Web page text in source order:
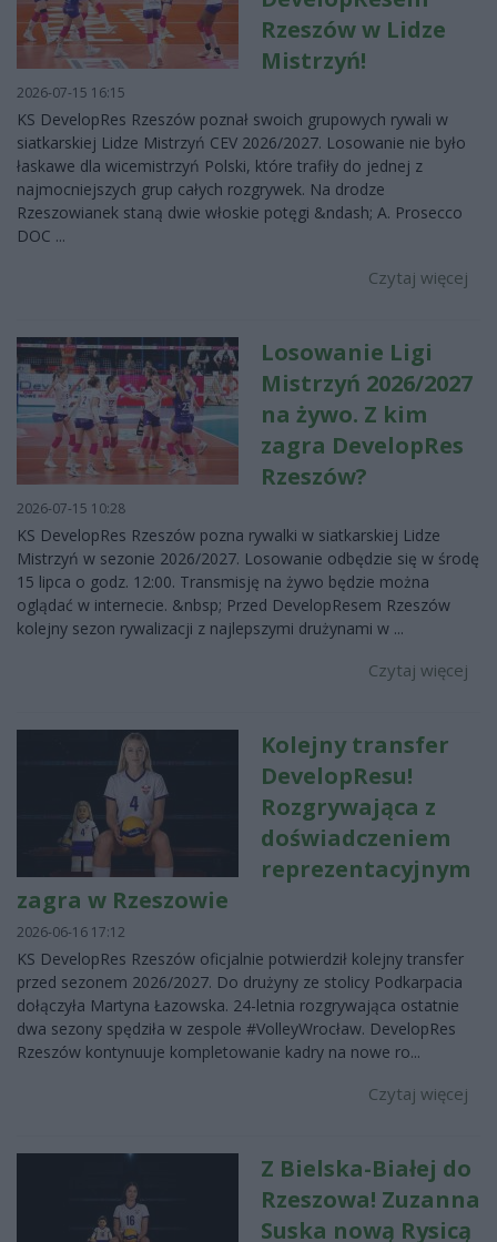
Rzeszów w Lidze
Mistrzyń!
2026-07-15 16:15
KS DevelopRes Rzeszów poznał swoich grupowych rywali w
siatkarskiej Lidze Mistrzyń CEV 2026/2027. Losowanie nie było
łaskawe dla wicemistrzyń Polski, które trafiły do jednej z
najmocniejszych grup całych rozgrywek. Na drodze
Rzeszowianek staną dwie włoskie potęgi &ndash; A. Prosecco
DOC ...
Czytaj więcej
Losowanie Ligi
Mistrzyń 2026/2027
na żywo. Z kim
zagra DevelopRes
Rzeszów?
2026-07-15 10:28
KS DevelopRes Rzeszów pozna rywalki w siatkarskiej Lidze
Mistrzyń w sezonie 2026/2027. Losowanie odbędzie się w środę
15 lipca o godz. 12:00. Transmisję na żywo będzie można
oglądać w internecie. &nbsp; Przed DevelopResem Rzeszów
kolejny sezon rywalizacji z najlepszymi drużynami w ...
Czytaj więcej
Kolejny transfer
DevelopResu!
Rozgrywająca z
doświadczeniem
reprezentacyjnym
zagra w Rzeszowie
2026-06-16 17:12
KS DevelopRes Rzeszów oficjalnie potwierdził kolejny transfer
przed sezonem 2026/2027. Do drużyny ze stolicy Podkarpacia
dołączyła Martyna Łazowska. 24-letnia rozgrywająca ostatnie
dwa sezony spędziła w zespole #VolleyWrocław. DevelopRes
Rzeszów kontynuuje kompletowanie kadry na nowe ro...
Czytaj więcej
Z Bielska-Białej do
Rzeszowa! Zuzanna
Suska nową Rysicą